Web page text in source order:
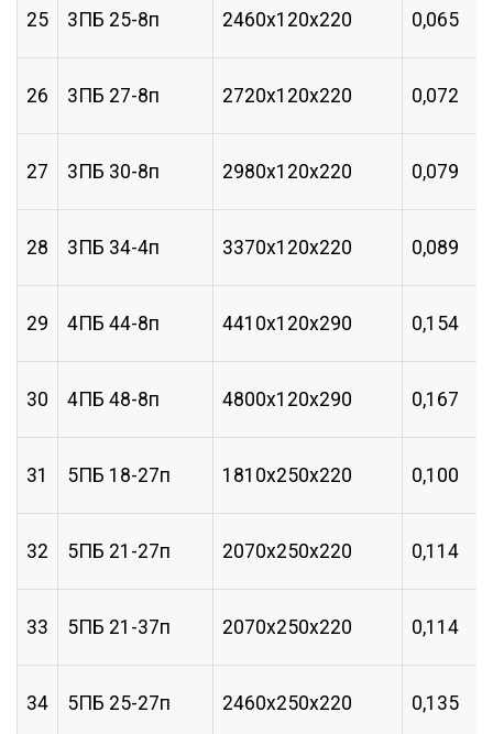
25 3ПБ 25-8п 2460х120х220 0,065
26 3ПБ 27-8п 2720х120х220 0,072
27 3ПБ 30-8п 2980х120х220 0,079
28 3ПБ 34-4п 3370х120х220 0,089
29 4ПБ 44-8п 4410х120х290 0,154
30 4ПБ 48-8п 4800х120х290 0,167
31 5ПБ 18-27п 1810х250х220 0,100
32 5ПБ 21-27п 2070х250х220 0,114
33 5ПБ 21-37п 2070х250х220 0,114
34 5ПБ 25-27п 2460х250х220 0,135